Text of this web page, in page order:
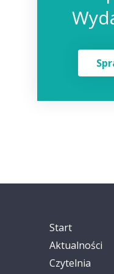
Start
Aktualności
Czytelnia